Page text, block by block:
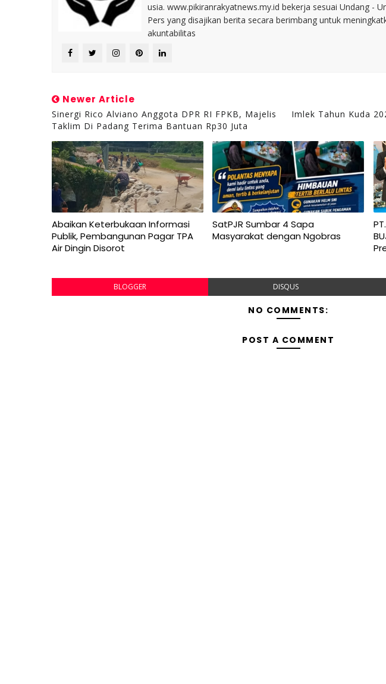
usia. www.pikiranrakyatnews.my.id bekerja sesuai Undang -
Pers yang disajikan berita secara berimbang untuk
akuntabilitas
Newer Article
Sinergi Rico Alviano Anggota DPR RI FPKB, Majelis
Taklim Di Padang Terima Bantuan Rp30 Juta
Imlek Tahun Kuda
Abaikan Keterbukaan Informasi
Publik, Pembangunan Pagar TPA
Air Dingin Disorot
SatPJR Sumbar 4 Sapa
Masyarakat dengan Ngobras
BLOGGER DISQUS
NO COMMENTS:
POST A COMMENT